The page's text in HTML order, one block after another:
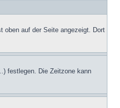
oben auf der Seite angezeigt. Dort
festlegen. Die Zeitzone kann